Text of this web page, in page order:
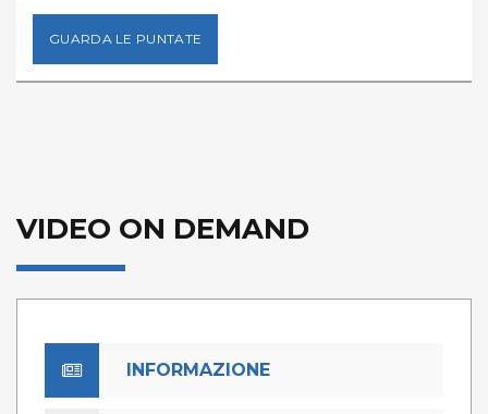
GUARDA LE PUNTATE
VIDEO ON DEMAND
INFORMAZIONE